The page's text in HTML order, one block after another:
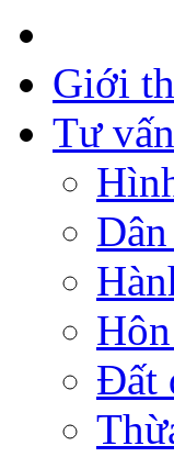
Giới
Tư
Đất